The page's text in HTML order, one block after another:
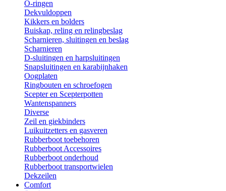
O-ringen
Dekvuldoppen
Kikkers en bolders
Buiskap, reling en relingbeslag
Scharnieren, sluitingen en beslag
Scharnieren
D-sluitingen en harpsluitingen
Snapsluitingen en karabijnhaken
Oogplaten
Ringbouten en schroefogen
Scepter en Scepterpotten
Wantenspanners
Diverse
Zeil en giekbinders
Luikuitzetters en gasveren
Rubberboot toebehoren
Rubberboot Accessoires
Rubberboot onderhoud
Rubberboot transportwielen
Dekzeilen
Comfort